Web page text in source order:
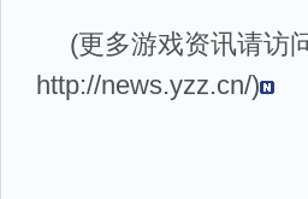
(更多游戏资讯请访
http://news.yzz.cn/)